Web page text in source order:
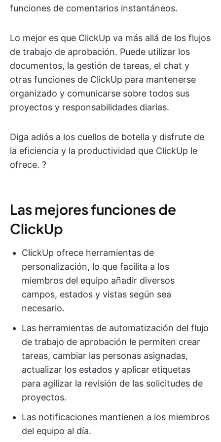
funciones de comentarios instantáneos.
Lo mejor es que ClickUp va más allá de los flujos
de trabajo de aprobación. Puede utilizar los
documentos, la gestión de tareas, el chat y
otras funciones de ClickUp para mantenerse
organizado y comunicarse sobre todos sus
proyectos y responsabilidades diarias.
Diga adiós a los cuellos de botella y disfrute de
la eficiencia y la productividad que ClickUp le
ofrece. ?
Las mejores funciones de
ClickUp
ClickUp ofrece herramientas de
personalización, lo que facilita a los
miembros del equipo añadir diversos
campos, estados y vistas según sea
necesario.
Las herramientas de automatización del flujo
de trabajo de aprobación le permiten crear
tareas, cambiar las personas asignadas,
actualizar los estados y aplicar etiquetas
para agilizar la revisión de las solicitudes de
proyectos.
Las notificaciones mantienen a los miembros
del equipo al día.